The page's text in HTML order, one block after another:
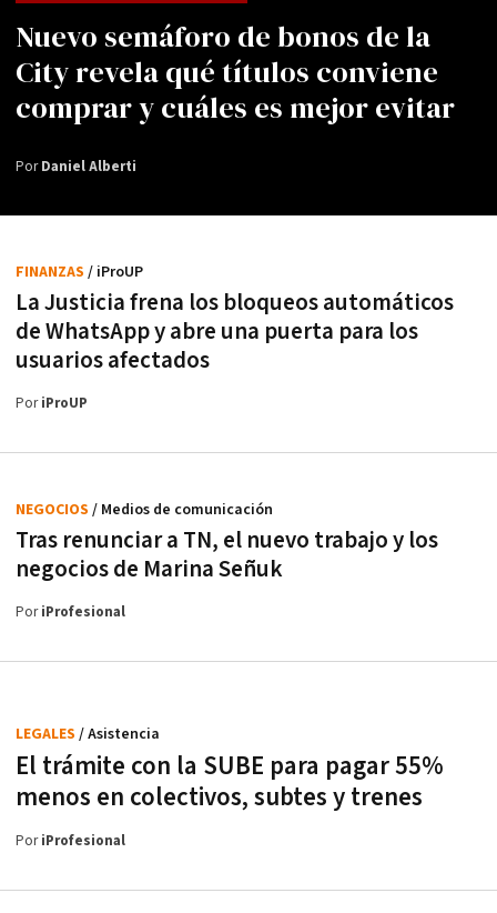
Nuevo semáforo de bonos de la
City revela qué títulos conviene
comprar y cuáles es mejor evitar
PorDaniel Alberti
La Justicia frena los bloqueos automáticos
de WhatsApp y abre una puerta para los
usuarios afectados
FINANZAS / iProUP
PoriProUP
Tras renunciar a TN, el nuevo trabajo y los
negocios de Marina Señuk
NEGOCIOS / Medios de comunicación
PoriProfesional
El trámite con la SUBE para pagar 55%
menos en colectivos, subtes y trenes
LEGALES / Asistencia
PoriProfesional